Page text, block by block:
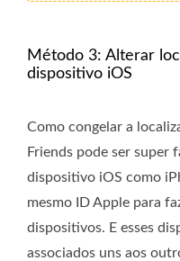
Método 3: Alterar
dispositivo iOS
Como congelar a
Friends pode ser super
dispositivo iOS como
mesmo ID Apple para
dispositivos. E esses
associados uns aos